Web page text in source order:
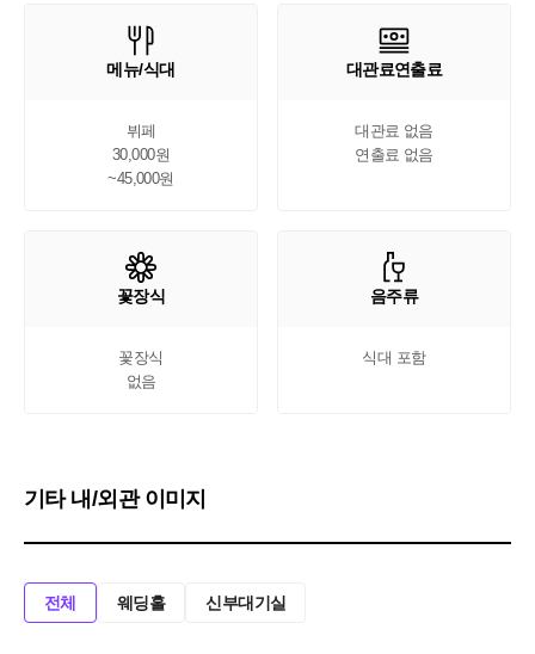
메뉴/식대
뷔페
30,000원
~45,000원
대관료연출료
대관료 없음
연출료 없음
꽃장식
꽃장식
없음
음주류
식대 포함
기타 내/외관 이미지
전체 웨딩홀 신부대기실